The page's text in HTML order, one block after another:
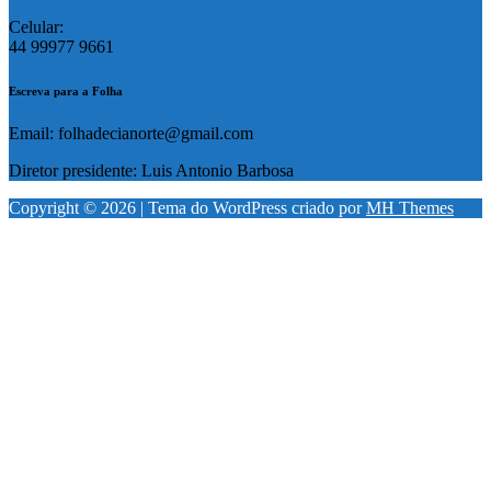
Celular:
44 99977 9661
Escreva para a Folha
Email: folhadecianorte@gmail.com
Diretor presidente: Luis Antonio Barbosa
Copyright © 2026 | Tema do WordPress criado porMH Themes